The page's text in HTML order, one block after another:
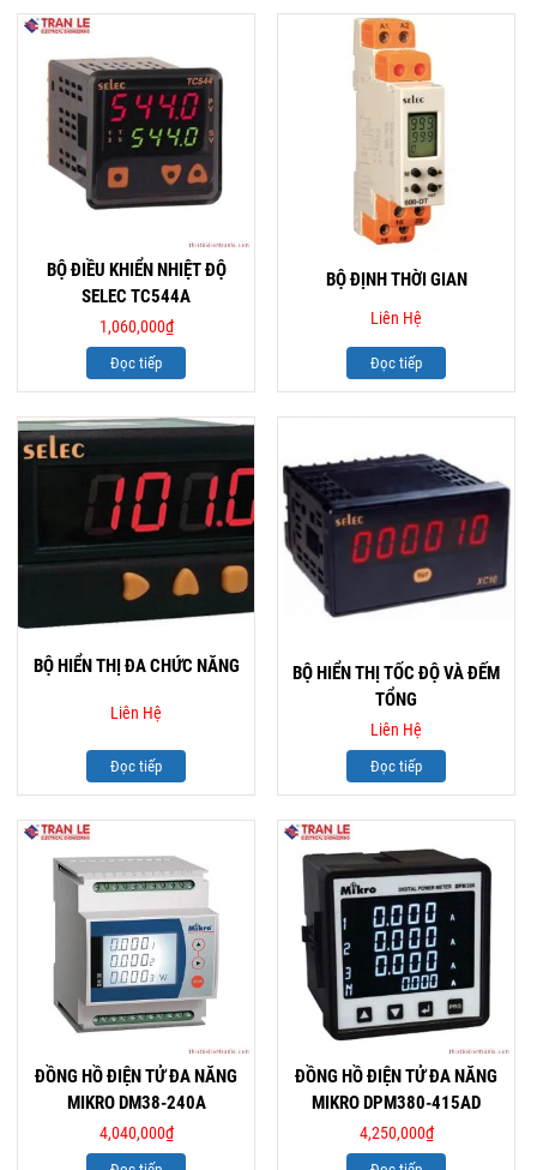
BỘ ĐIỀU KHIỂN NHIỆT ĐỘ
SELEC TC544A
1,060,000₫
Đọc tiếp
BỘ ĐỊNH THỜI GIAN
Liên Hệ
Đọc tiếp
BỘ HIỂN THỊ ĐA CHỨC NĂNG
Liên Hệ
Đọc tiếp
BỘ HIỂN THỊ TỐC ĐỘ VÀ ĐẾM
TỔNG
Liên Hệ
Đọc tiếp
ĐỒNG HỒ ĐIỆN TỬ ĐA NĂNG
MIKRO DM38-240A
4,040,000₫
ĐỒNG HỒ ĐIỆN TỬ ĐA NĂNG
MIKRO DPM380-415AD
4,250,000₫